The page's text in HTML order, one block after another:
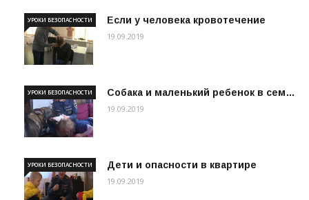
Если у человека кровотечение
УРОКИ БЕЗОПАСНОСТИ
19.09.2019
Собака и маленький ребенок в сем…
УРОКИ БЕЗОПАСНОСТИ
19.09.2019
Дети и опасности в квартире
УРОКИ БЕЗОПАСНОСТИ
19.09.2019